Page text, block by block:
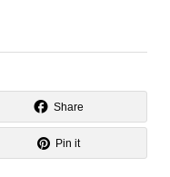
Share
Pin it